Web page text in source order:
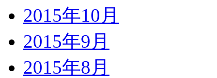
2015年10月
2015年9月
2015年8月